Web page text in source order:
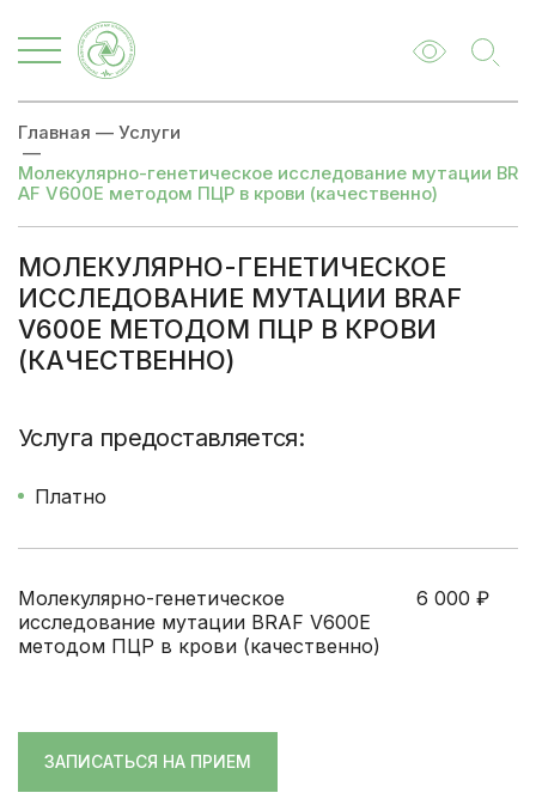
Главная — Услуги
—
Молекулярно-генетическое исследование мутации BR
AF V600E методом ПЦР в крови (качественно)
МОЛЕКУЛЯРНО-ГЕНЕТИЧЕСКОЕ
ИССЛЕДОВАНИЕ МУТАЦИИ BRAF
V600E МЕТОДОМ ПЦР В КРОВИ
(КАЧЕСТВЕННО)
Цены Записаться
Услуга предоставляется:
Платно
Молекулярно-генетическое
исследование мутации BRAF V600E
методом ПЦР в крови (качественно)
6 000 ₽
ЗАПИСАТЬСЯ НА ПРИЕМ